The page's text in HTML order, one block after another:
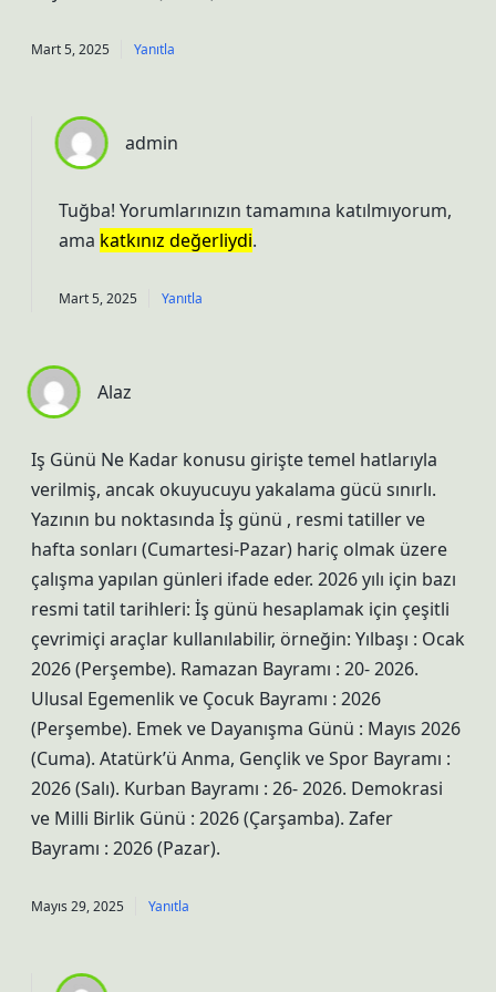
Mart 5, 2025 Yanıtla
admin
Tuğba! Yorumlarınızın tamamına katılmıyorum,
ama katkınız değerliydi.
Mart 5, 2025 Yanıtla
Alaz
Iş Günü Ne Kadar konusu girişte temel hatlarıyla
verilmiş, ancak okuyucuyu yakalama gücü sınırlı.
Yazının bu noktasında İş günü , resmi tatiller ve
hafta sonları (Cumartesi-Pazar) hariç olmak üzere
çalışma yapılan günleri ifade eder. 2026 yılı için bazı
resmi tatil tarihleri: İş günü hesaplamak için çeşitli
çevrimiçi araçlar kullanılabilir, örneğin: Yılbaşı : Ocak
2026 (Perşembe). Ramazan Bayramı : 20- 2026.
Ulusal Egemenlik ve Çocuk Bayramı : 2026
(Perşembe). Emek ve Dayanışma Günü : Mayıs 2026
(Cuma). Atatürk’ü Anma, Gençlik ve Spor Bayramı :
2026 (Salı). Kurban Bayramı : 26- 2026. Demokrasi
ve Milli Birlik Günü : 2026 (Çarşamba). Zafer
Bayramı : 2026 (Pazar).
Mayıs 29, 2025 Yanıtla